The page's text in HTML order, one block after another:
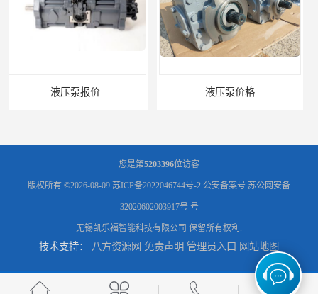
液压泵价格 液压泵
柱塞泵价格 液压泵报价
您是第5203396位访客
版权所有 ©2026-08-09 苏ICP备2022046744号-2 公安备案号 苏公网安备
32020602003917号 号
无锡凯乐福智能科技有限公司 保留所有权利.
技术支持： 八方资源网 免责声明 管理员入口 网站地图